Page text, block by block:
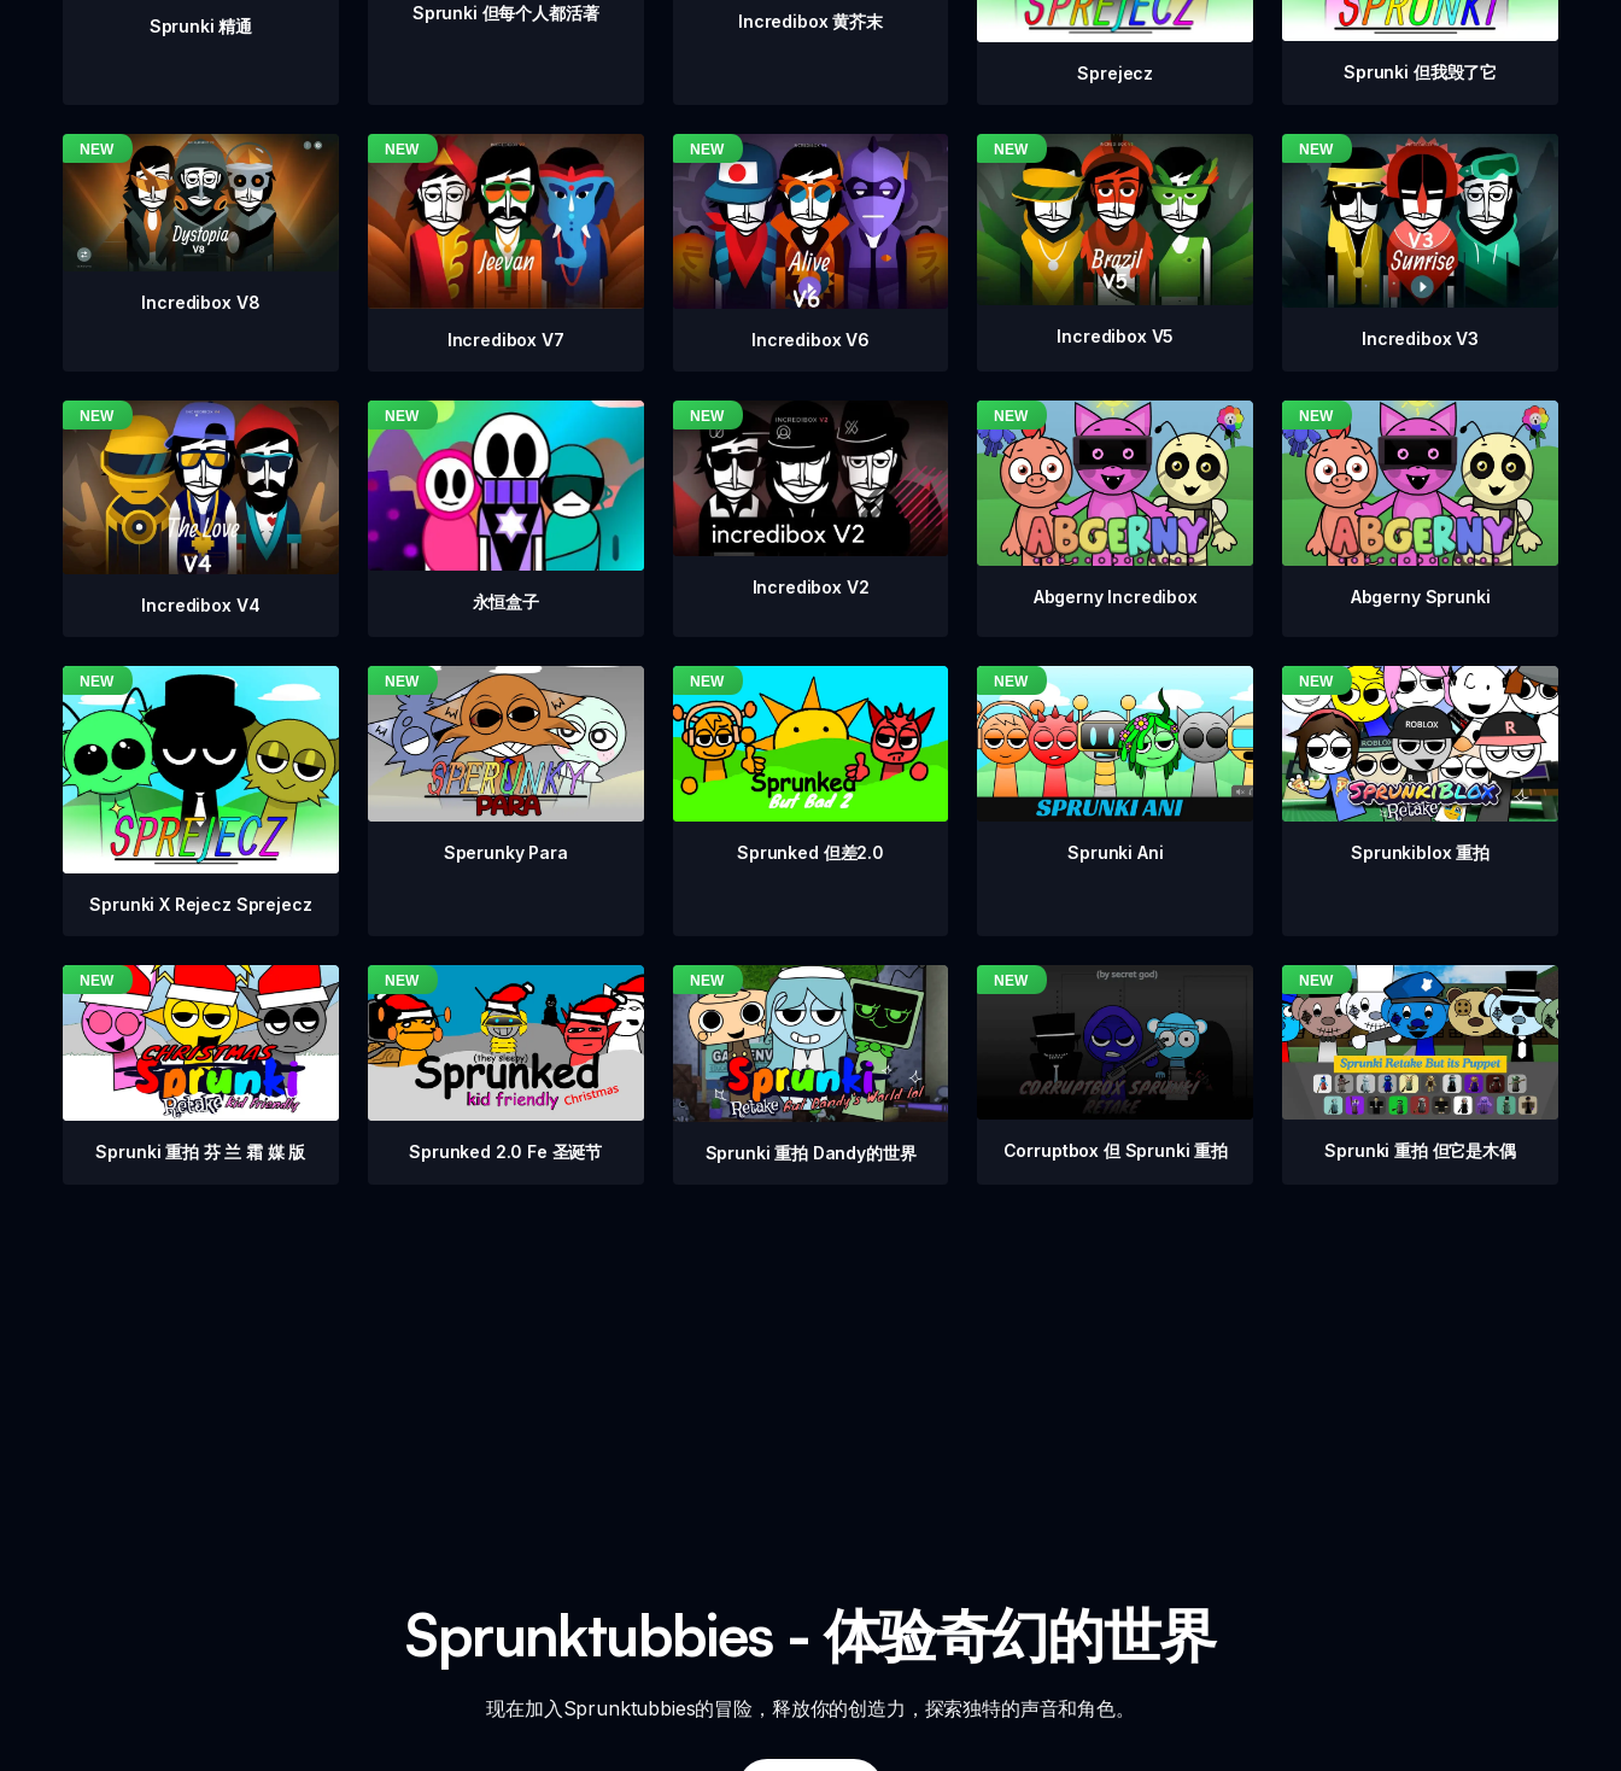
Sprunki 精通
Sprunki 但每个人都活著 Incredibox 黄芥末
Sprejecz Sprunki 但我毁了它
Incredibox V8
Incredibox V7
Incredibox V6 Incredibox V5 Incredibox V3
Incredibox V4 永恒盒子
Incredibox V2 Abgerny Incredibox Abgerny Sprunki
Sprunki X Rejecz Sprejecz
Sperunky Para Sprunked 但差2.0 Sprunki Ani Sprunkiblox 重拍
Sprunki 重拍 芬 兰 霜 媒 版 Sprunked 2.0 Fe 圣诞节 Sprunki 重拍 Dandy的世界 Corruptbox 但 Sprunki 重拍 Sprunki 重拍 但它是木偶
Sprunktubbies - 体验奇幻的世界
现在加入Sprunktubbies的冒险，释放你的创造力，探索独特的声音和角色。